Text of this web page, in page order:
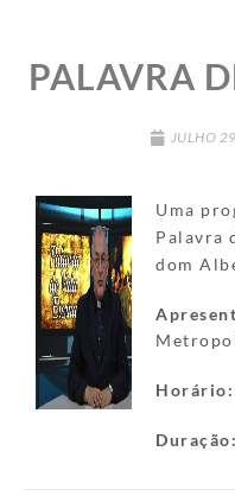
PALAVRA
JULHO
Uma
Palavra
dom
Horário:
Duração: